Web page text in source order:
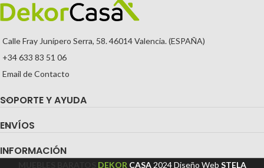
Calle Fray Junípero Serra, 58. 46014 Valencia. (ESPAÑA)
+34 633 83 51 06
Email de Contacto
SOPORTE Y AYUDA
ENVÍOS
INFORMACIÓN
DEKOR CASA 2024Diseño Web STELA